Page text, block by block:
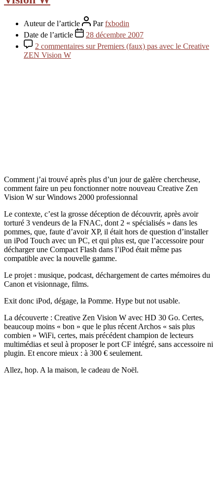
Auteur de l’article Parfxbodin
Date de l’article
28 décembre 2007
2 commentaires sur Premiers (faux) pas avec le Creative
ZEN Vision W
Comment j’ai trouvé après plus d’un jour de galère chercheuse,
comment faire un peu fonctionner notre nouveau Creative Zen
Vision W sur Windows 2000 professionnal
Le contexte, c’est la grosse déception de découvrir, après avoir
torturé 3 vendeurs de la FNAC, dont 2 « spécialisés » dans les
pommes, que, faute d’avoir XP, il était hors de question d’installer
un iPod Touch avec un PC, et qui plus est, que l’accessoire pour
décharger une Compact Flash dans l’iPod était même pas
compatible avec la nouvelle gamme.
Le projet : musique, podcast, déchargement de cartes mémoires du
Canon et visionnage, films.
Exit donc iPod, dégage, la Pomme. Hype but not usable.
La découverte : Creative Zen Vision W avec HD 30 Go. Certes,
beaucoup moins « bon » que le plus récent Archos « sais plus
combien » WiFi, certes, mais précédent champion de lecteurs
multimédias et seul à proposer le port CF intégré, sans accessoire ni
plugin. Et encore mieux : à 300 € seulement.
Allez, hop. A la maison, le cadeau de Noël.